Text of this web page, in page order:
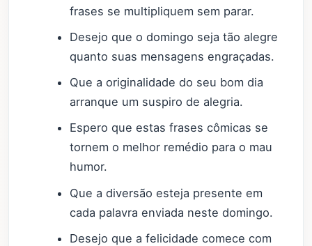
frases se multipliquem sem parar.
Desejo que o domingo seja tão alegre
quanto suas mensagens engraçadas.
Que a originalidade do seu bom dia
arranque um suspiro de alegria.
Espero que estas frases cômicas se
tornem o melhor remédio para o mau
humor.
Que a diversão esteja presente em
cada palavra enviada neste domingo.
Desejo que a felicidade comece com